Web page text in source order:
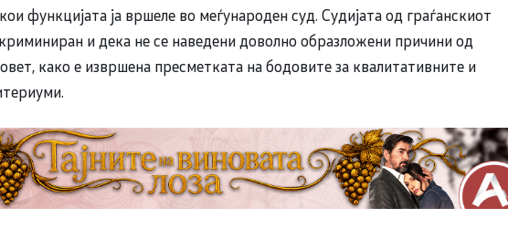
функцијата ја вршеле во меѓународен суд. Судијата од граѓанскиот
и дека не се наведени доволно образложени причини од
како е извршена пресметката на бодовите за квалитативните и